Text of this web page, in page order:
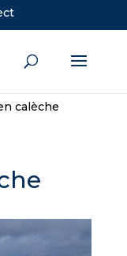
calèche